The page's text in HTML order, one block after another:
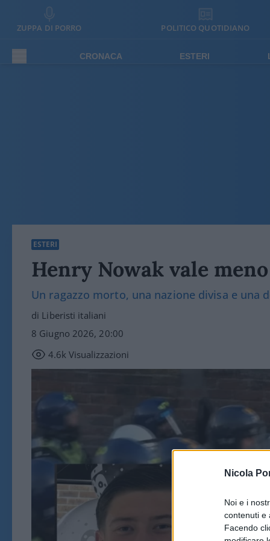
Nicola
Noi e i
contenuti e
Facendo
ZUPPA DI PORRO POLITICO QUOTIDIANO
CRONACA ESTERI
ESTERI
Henry Nowak vale
Un ragazzo morto, una nazione divisa e
di Liberisti italiani
8 Giugno 2026, 20:00
4.6k Visualizzazioni